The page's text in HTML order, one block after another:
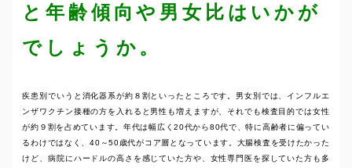
と年齢傾向や男女比はいかが
でしょうか。
疾患別でいうと消化器系が約８割といったところです。男女別では、インフルエ
ンザワクチン接種の方を入れると男性も増えますが、それでも検査目的では女性
が約９割を占めています。年代は幅広く20代から80代で、特に高齢者に偏ってい
るわけではなく、40～50歳代がコア層となっています。大腸検査を受けたかった
けど、病院にハードルの高さを感じていた方や、女性専門医を探していた方も多